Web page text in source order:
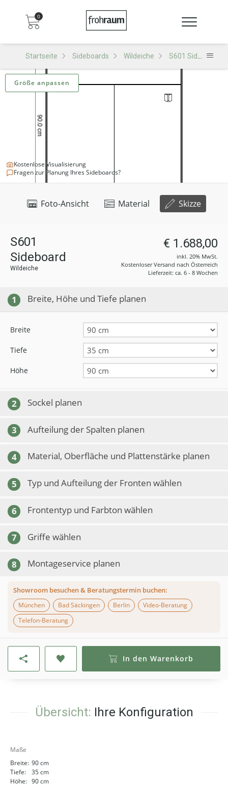
0
Startseite Sideboards Wildeiche S601 Sideboard
Foto-Ansicht Material Skizze
Kostenlose Visualisierung
Fragen zur Planung Ihres Sideboards?
Größe anpassen
S601
Sideboard
Wildeiche
€ 1.688,00
inkl. 20% MwSt.
Kostenloser Versand nach Österreich
Lieferzeit: ca. 6 - 8 Wochen
1 Breite, Höhe und Tiefe planen
Breite
Tiefe
Höhe
2 Sockel planen
3 Aufteilung der Spalten planen
4 Material, Oberfläche und Plattenstärke planen
5 Typ und Aufteilung der Fronten wählen
6 Frontentyp und Farbton wählen
7 Griffe wählen
8 Montageservice planen
Showroom besuchen & Beratungstermin buchen:
München
Bad Säckingen Berlin
Video-Beratung
Telefon-Beratung
In den Warenkorb
Übersicht: Ihre Konfiguration
Maße
Breite: 90 cm
Tiefe:
35 cm
Höhe: 90 cm